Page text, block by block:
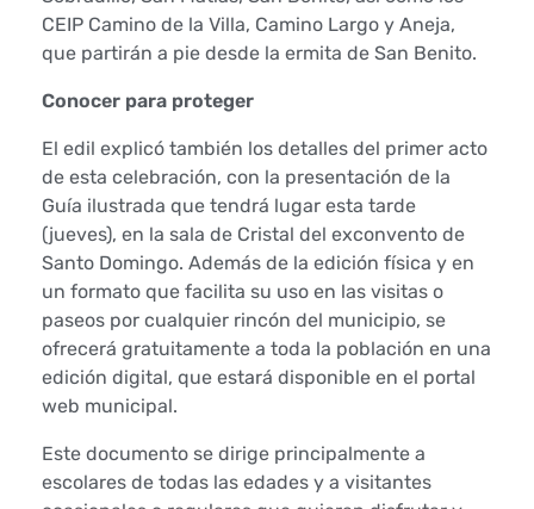
F
i
e
s
t
a
d
e
l
CEIP Camino de la Villa, Camino Largo y Aneja,
que partirán a pie desde la ermita de San Benito.
Conocer para proteger
El edil explicó también los detalles del primer acto
de esta celebración, con la presentación de la
Guía ilustrada que tendrá lugar esta tarde
(jueves), en la sala de Cristal del exconvento de
Santo Domingo. Además de la edición física y en
un formato que facilita su uso en las visitas o
paseos por cualquier rincón del municipio, se
ofrecerá gratuitamente a toda la población en una
edición digital, que estará disponible en el portal
web municipal.
Este documento se dirige principalmente a
escolares de todas las edades y a visitantes